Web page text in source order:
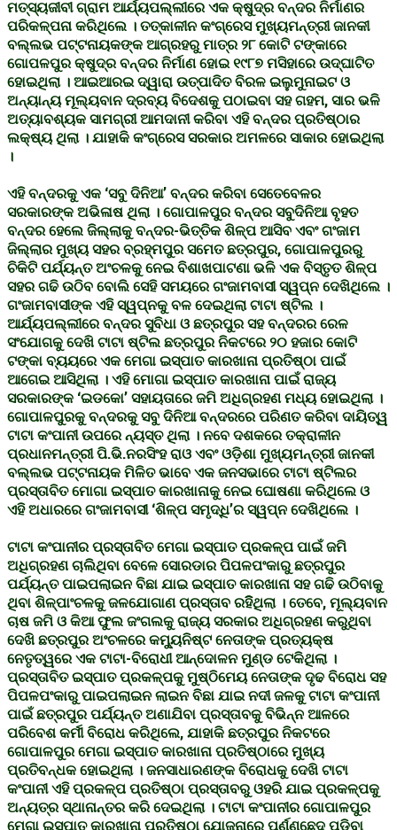
ମତ୍ସ୍ୟଜୀବୀ ଗ୍ରାମ ଆର୍ଯ୍ୟପଲ୍ଲୀରେ ଏକ କ୍ଷୁଦ୍ର ବନ୍ଦର ନିର୍ମାଣର
ପରିକଳ୍ପନା କରିଥିଲେ । ତତ୍କାଳୀନ କଂଗ୍ରେସ ମୁଖ୍ୟମନ୍ତ୍ରୀ ଜାନକୀ
ବଲ୍ଲଭ ପଟ୍ଟନାୟକଙ୍କ ଆଗ୍ରହରୁ ମାତ୍ର ୨୮ କୋଟି ଟଙ୍କାରେ
ଗୋପଳପୁର କ୍ଷୁଦ୍ର ବନ୍ଦର ନିର୍ମାଣ ହୋଇ ୧୯୮୭ ମସିହାରେ ଉଦ୍ଘାଟିତ
ହୋଇଥିଲା । ଆଇଆରଇ ଦ୍ୱାରା ଉତ୍ପାଦିତ ବିରଳ ଇଲୁମୁନାଇଟ ଓ
ଅନ୍ୟାନ୍ୟ ମୂଲ୍ୟବାନ ଦ୍ରବ୍ୟ ବିଦେଶକୁ ପଠାଇବା ସହ ଗହମ, ସାର ଭଳି
ଅତ୍ୟାବଶ୍ୟକ ସାମଗ୍ରୀ ଆମଦାନୀ କରିବା ଏହି ବନ୍ଦର ପ୍ରତିଷ୍ଠାର
ଲକ୍ଷ୍ୟ ଥିଲା । ଯାହାକି କଂଗ୍ରେସ ସରକାର ଅମଳରେ ସାକାର ହୋଇଥିଲା
।
ଏହି ବନ୍ଦରକୁ ଏକ ‘ସବୁ ଦିନିଆ’ ବନ୍ଦର କରିବା ସେତେବେଳର
ସରକାରଙ୍କ ଅଭିଳାଷ ଥିଲା । ଗୋପାଳପୁର ବନ୍ଦର ସବୁଦିନିଆ ବୃହତ
ବନ୍ଦର ହେଲେ ଜିଲ୍ଲାକୁ ବନ୍ଦର-ଭିତ୍ତିକ ଶିଳ୍ପ ଆସିବ ଏବଂ ଗଂଜାମ
ଜିଲ୍ଲାର ମୁଖ୍ୟ ସହର ବ୍ରହ୍ମପୁର ସମେତ ଛତ୍ରପୁର, ଗୋପାଳପୁରରୁ
ଚିକିଟି ପର୍ଯ୍ୟନ୍ତ ଅଂଚଳକୁ ନେଇ ବିଶାଖପାଟଣା ଭଳି ଏକ ବିସ୍ତୃତ ଶିଳ୍ପ
ସହର ଗଢି ଉଠିବ ବୋଲି ସେହି ସମୟରେ ଗଂଜାମବାସୀ ସ୍ୱପ୍ନ ଦେଖିଥିଲେ ।
ଗଂଜାମବାସୀଙ୍କ ଏହି ସ୍ୱପ୍ନକୁ ବଳ ଦେଇଥିଲା ଟାଟା ଷ୍ଟିଲ ।
ଆର୍ଯ୍ୟପଲ୍ଲୀରେ ବନ୍ଦର ସୁବିଧା ଓ ଛତ୍ରପୁର ସହ ବନ୍ଦରର ରେଳ
ସଂଯୋଗକୁ ଦେଖି ଟାଟା ଷ୍ଟିଲ ଛତ୍ରପୁର ନିକଟରେ ୨୦ ହଜାର କୋଟି
ଟଙ୍କା ବ୍ୟୟରେ ଏକ ମେଗା ଇସ୍ପାତ କାରଖାନା ପ୍ରତିଷ୍ଠା ପାଇଁ
ଆଗେଇ ଆସିଥିଲା । ଏହି ମୋଗା ଇସ୍ପାତ କାରଖାନା ପାଇଁ ରାଜ୍ୟ
ସରକାରଙ୍କ ‘ଇଡକୋ’ ସହାୟତାରେ ଜମି ଅଧିଗ୍ରହଣ ମଧ୍ୟ ହୋଇଥିଲା ।
ଗୋପାଳପୁରକୁ ବନ୍ଦରକୁ ସବୁ ଦିନିଆ ବନ୍ଦରରେ ପରିଣତ କରିବା ଦାୟିତ୍ୱ
ଟାଟା କଂପାନୀ ଉପରେ ନ୍ୟସ୍ତ ଥିଲା । ନବେ ଦଶକରେ ତକ୍ରାଳୀନ
ପ୍ରଧାନମନ୍ତ୍ରୀ ପି.ଭି.ନରସିଂହ ରାଓ ଏବଂ ଓଡ଼ିଶା ମୁଖ୍ୟମନ୍ତ୍ରୀ ଜାନକୀ
ବଲ୍ଲଭ ପଟ୍ଟନାୟକ ମିଳିତ ଭାବେ ଏକ ଜନସଭାରେ ଟାଟା ଷ୍ଟିଲର
ପ୍ରସ୍ତାବିତ ମୋଗା ଇସ୍ପାତ କାରଖାନାକୁ ନେଇ ଘୋଷଣା କରିଥିଲେ ଓ
ଏହି ଅଧାରରେ ଗଂଜାମବାସୀ ‘ଶିଳ୍ପ ସମୃଦ୍ଧି’ର ସ୍ୱପ୍ନ ଦେଖିଥିଲେ ।
ଟାଟା କଂପାନୀର ପ୍ରସ୍ତାବିତ ମେଗା ଇସ୍ପାତ ପ୍ରକଳ୍ପ ପାଇଁ ଜମି
ଅଧିଗ୍ରହଣ ଚାଲିଥିବା ବେଳେ ସୋରଡାର ପିପଳପଂକାରୁ ଛତ୍ରପୁର
ପର୍ଯ୍ୟନ୍ତ ପାଇପଲାଇନ ବିଛା ଯାଇ ଇସ୍ପାତ କାରଖାନା ସହ ଗଢି ଉଠିବାକୁ
ଥିବା ଶିଳ୍ପାଂଚଳକୁ ଜଳଯୋଗାଣ ପ୍ରସ୍ତାବ ରହିିଥିଲା । ତେବେ, ମୂଲ୍ୟବାନ
ଚାଷ ଜମି ଓ କିଆ ଫୁଲ ଜଂଗଲକୁ ରାଜ୍ୟ ସରକାର ଅଧିଗ୍ରହଣ କରୁଥିବା
ଦେଖି ଛତ୍ରପୁର ଅଂଚଳରେ କମ୍ୟୁନିଷ୍ଟ ନେତାଙ୍କ ପ୍ରତ୍ୟକ୍ଷ
ନେତୃତ୍ୱରେ ଏକ ଟାଟା-ବିରୋଧୀ ଆନ୍ଦୋଳନ ମୁଣ୍ଡ ଟେକିଥିଲା ।
ପ୍ରସ୍ତାବିତ ଇସ୍ପାତ ପ୍ରକଳ୍ପକୁ ମୁଷ୍ଠିମେୟ ନେତାଙ୍କ ଦୃଢ ବିରୋଧ ସହ
ପିପଳପଂକାରୁ ପାଇପଲାଇନ ଲାଇନ ବିଛା ଯାଇ ନଦୀ ଜଳକୁ ଟାଟା କଂପାନୀ
ପାଇଁ ଛତ୍ରପୁର ପର୍ଯ୍ୟନ୍ତ ଅଣାଯିବା ପ୍ରସ୍ତାବକୁ ବିଭିନ୍ନ ଆଳରେ
ପରିବେଶ କର୍ମୀ ବିରୋଧ କରିଥିଲେ, ଯାହାକି ଛତ୍ରପୁର ନିକଟରେ
ଗୋପାଳପୁର ମେଗା ଇସ୍ପାତ କାରଖାନା ପ୍ରତିଷ୍ଠାରେ ମୁଖ୍ୟ
ପ୍ରତିବନ୍ଧକ ହୋଇଥିଲା । ଜନସାଧାରଣଙ୍କ ବିରୋଧକୁ ଦେଖି ଟାଟା
କଂପାନୀ ଏହି ପ୍ରକଳ୍ପ ପ୍ରତିଷ୍ଠା ପ୍ରସ୍ତାବରୁ ଓହରି ଯାଇ ପ୍ରକଳ୍ପକୁ
ଅନ୍ୟତ୍ର ସ୍ଥାନାନ୍ତର କରି ଦେଇଥିଲା । ଟାଟା କଂପାନୀର ଗୋପାଳପୁର
ମେଗା ଇସ୍ପାତ କାରଖାନା ପ୍ରତିଷ୍ଠା ଯୋଜନାରେ ପୂର୍ଣ୍ଣଛେଦ ପଡିବା